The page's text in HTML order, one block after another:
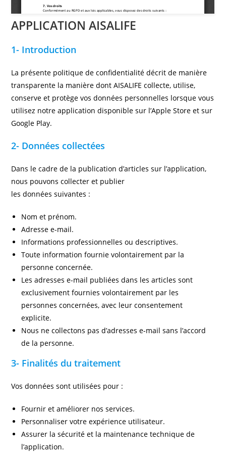
APPLICATION AISALIFE
1- Introduction
La présente politique de confidentialité décrit de manière
transparente la manière dont AISALIFE collecte, utilise,
conserve et protège vos données personnelles lorsque vous
utilisez notre application disponible sur l’Apple Store et sur
Google Play.
2- Données collectées
Dans le cadre de la publication d’articles sur l’application,
nous pouvons collecter et publier
les données suivantes :
Nom et prénom.
Adresse e-mail.
Informations professionnelles ou descriptives.
Toute information fournie volontairement par la
personne concernée.
Les adresses e-mail publiées dans les articles sont
exclusivement fournies volontairement par les
personnes concernées, avec leur consentement
explicite.
Nous ne collectons pas d’adresses e-mail sans l’accord
de la personne.
3- Finalités du traitement
Vos données sont utilisées pour :
Fournir et améliorer nos services.
Personnaliser votre expérience utilisateur.
Assurer la sécurité et la maintenance technique de
l’application.